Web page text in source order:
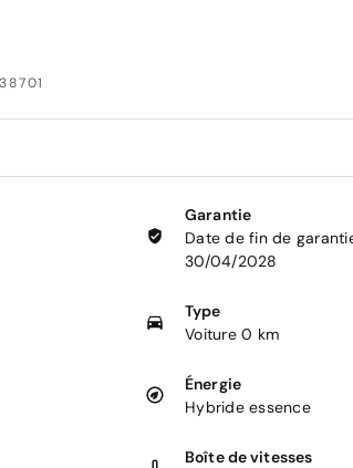
Garantie
Date de fin de
30/04/2028
Type
Voiture 0 km
Énergie
Hybride essence
Boîte de vitesses